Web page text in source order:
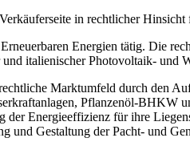
in rechtlicher
Energien tätig. Die
italienischer Photovoltaik- und
Marktumfeld durch den
Pflanzenöl-
Energieeffizienz für ihre
Gestaltung der Pacht- und